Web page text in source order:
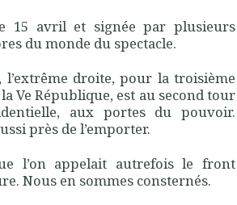
15 avril et signée par plusieurs
du monde du spectacle.
droite, pour la troisième
Ve République, est au second tour
aux portes du pouvoir.
près de l’emporter.
l’on appelait autrefois le front
Nous en sommes consternés.